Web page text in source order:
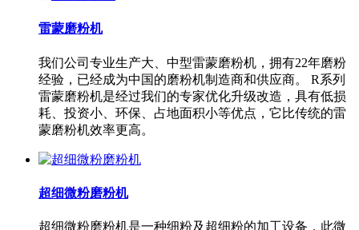
雷蒙磨粉机
我们公司专业生产大、中型雷蒙磨粉机，拥有22年磨粉
经验，已经成为中国的磨粉机制造商和供应商。 R系列
雷蒙磨粉机是经过我们的专家优化升级改造，具有低损
耗、投资小、环保、占地面积小等优点，它比传统的雷
蒙磨粉机效率更高。
超细微粉磨粉机
超细微粉磨粉机是一种细粉及超细粉的加工设备，此微